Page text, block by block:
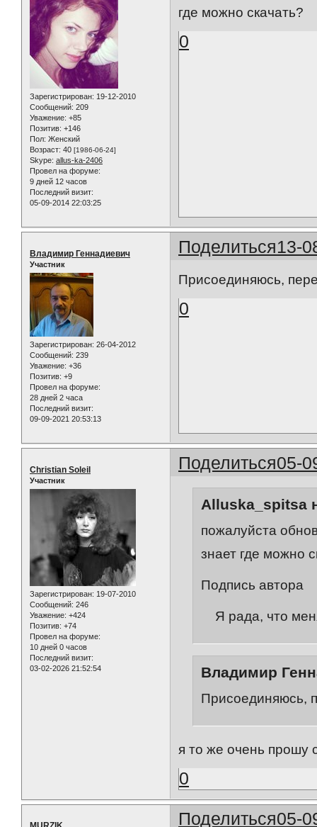
Зарегистрирован: 19-12-2010
Сообщений: 209
Уважение: +85
Позитив: +146
Пол: Женский
Возраст: 40 [1986-06-24]
Skype: allus-ka-2406
Провел на форуме:
9 дней 12 часов
Последний визит:
05-09-2014 22:03:25
где можно скачать?
0
Поделиться13-
Владимир Геннадиевич
Участник
Зарегистрирован: 26-04-2012
Сообщений: 239
Уважение: +36
Позитив: +9
Провел на форуме:
28 дней 2 часа
Последний визит:
09-09-2021 20:53:13
Присоединяюсь,
0
Поделиться05-
Christian Soleil
Участник
Зарегистрирован: 19-07-2010
Сообщений: 246
Уважение: +424
Позитив: +74
Провел на форуме:
10 дней 0 часов
Последний визит:
03-02-2026 21:52:54
Alluska_spitsa
пожалуйста
знает где можно
Подпись автора
Я рада, что
Владимир
Присоединяюсь,
я то же очень прошу
0
Поделиться05-